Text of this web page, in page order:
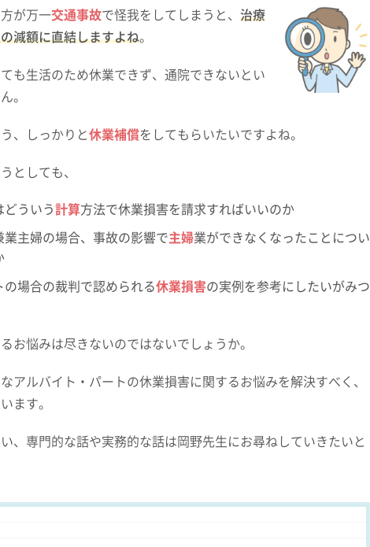
が万一交通事故で怪我をしてしまうと、治療
減額に直結しますよね。
も生活のため休業できず、通院できないとい
。
、しっかりと休業補償をしてもらいたいですよね。
としても、
どういう計算方法で休業損害を請求すればいいのか
業主婦の場合、事故の影響で主婦業ができなくなったことについ
の場合の裁判で認められる休業損害の実例を参考にしたいがみつ
お悩みは尽きないのではないでしょうか。
アルバイト・パートの休業損害に関するお悩みを解決すべく、
ます。
、専門的な話や実務的な話は岡野先生にお尋ねしていきたいと